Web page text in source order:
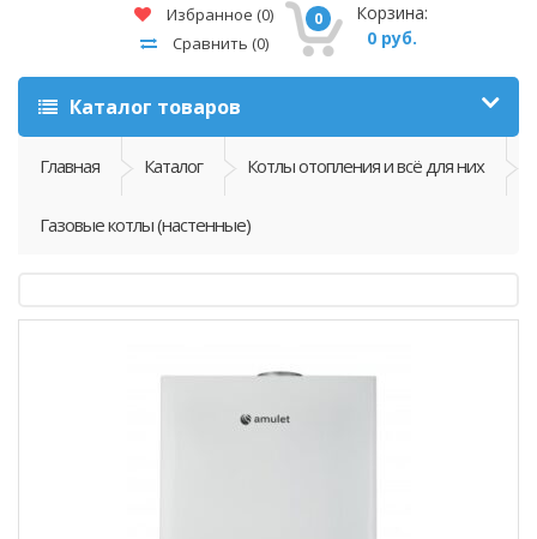
Избранное (0)
Сравнить (0)
0
Корзина:
0 руб.
Каталог товаров
Главная Каталог Котлы отопления и всё для них
Газовые котлы (настенные)